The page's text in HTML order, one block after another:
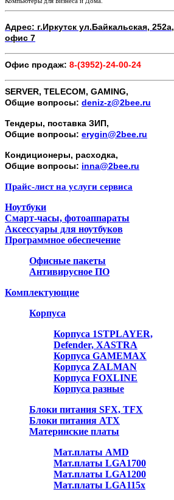
Адрес: г.Иркутск ул.Байкальская, 252а,
офис 7
Офис продаж: 8-(3952)-24-00-24
SERVER, TELECOM, GAMING,
Общие вопросы: deniz-z@2bee.ru
Тендеры, поставка ЗИП,
Общие вопросы: erygin@2bee.ru
Кондиционеры, расходка,
Общие вопросы: inna@2bee.ru
Прайс-лист на услуги сервиса
Ноутбуки
Смарт-часы, фотоаппараты
Аксессуары для ноутбуков
Программное обеспечение
Офисные пакеты
Антивирусное ПО
Комплектующие
Корпуса
Корпуса 1STPLAYER,
Defender, XASTRA
Корпуса GAMEMAX
Корпуса ZALMAN
Корпуса FOXLINE
Корпуса разные
Блоки питания SFX, TFX
Блоки питания ATX
Материнские платы
Мат.платы AMD
Мат.платы LGA1700
Мат.платы LGA1200
Мат.платы LGA115x